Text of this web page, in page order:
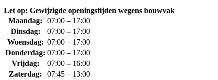
Let op: Gewijzigde openingstijden wegens bouwvak
Maandag:
07:00 – 17:00
Dinsdag:
07:00 – 17:00
Woensdag: 07:00 – 17:00
Donderdag: 07:00 – 17:00
Vrijdag:
07:00 – 16:00
Zaterdag:
07:45 – 13:00